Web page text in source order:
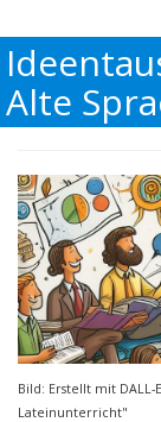
Alte
Bild: Erstellt mit
Lateinunterricht"